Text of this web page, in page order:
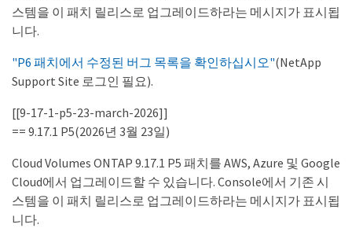
스템을 이 패치 릴리스로 업그레이드하라는 메시지가 표시됩
니다.
"P6 패치에서 수정된 버그 목록을 확인하십시오"(NetApp
Support Site 로그인 필요).
[[9-17-1-p5-23-march-2026]]
== 9.17.1 P5(2026년 3월 23일)
Cloud Volumes ONTAP 9.17.1 P5 패치를 AWS, Azure 및 Google
Cloud에서 업그레이드할 수 있습니다. Console에서 기존 시
스템을 이 패치 릴리스로 업그레이드하라는 메시지가 표시됩
니다.